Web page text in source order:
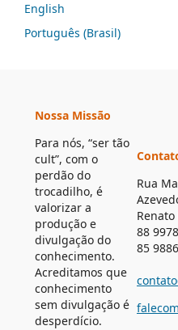
English
Português (Brasil)
Nossa Missão
Para nós, “ser tão
cult”, com o
perdão do
trocadilho, é
valorizar a
produção e
divulgação do
conhecimento.
Acreditamos que
conhecimento
sem divulgação é
desperdício.
Rua
88
85